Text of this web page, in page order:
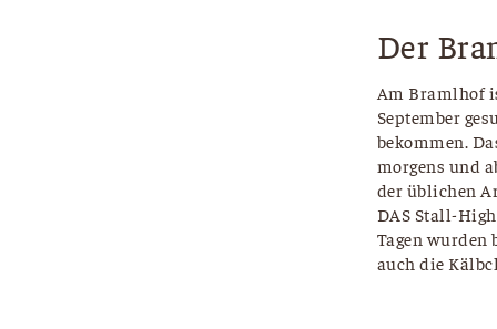
Der
Am Bramlhof
September
bekommen.
morgens und
der üblichen
DAS Stall-
Tagen wurden
auch die